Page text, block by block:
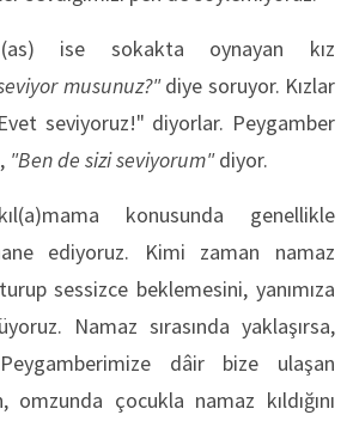
(as) ise sokakta oynayan kız
musunuz?"diye soruyor. Kızlar
seviyoruz!" diyorlar. Peygamber
"Ben de sizi seviyorum"diyor.
konusunda genellikle
ediyoruz. Kimi zaman namaz
sessizce beklemesini, yanımıza
Namaz sırasında yaklaşırsa,
Peygamberimize dâir bize ulaşan
çocukla namaz kıldığını